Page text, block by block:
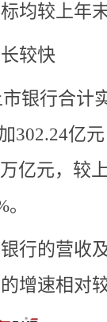
均较上年
较快
银行合计
302.24亿
亿元，较
行的营收
增速相对